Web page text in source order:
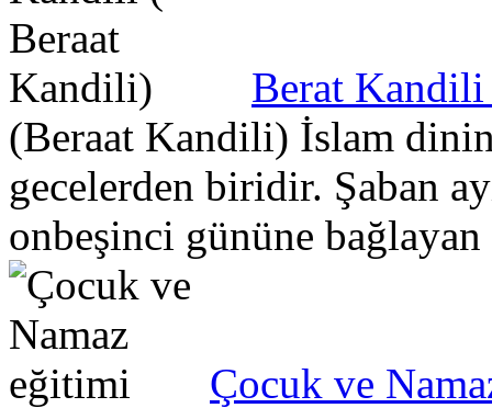
Berat
(Beraat Kandili) İslam
gecelerden biridir. Şaban
onbeşinci gününe
Çocuk ve